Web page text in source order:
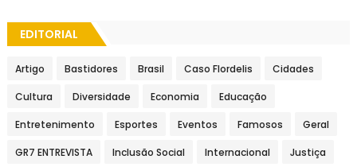
EDITORIAL
Artigo Bastidores Brasil Caso Flordelis Cidades
Cultura Diversidade Economia Educação
Entretenimento Esportes Eventos Famosos Geral
GR7 ENTREVISTA Inclusão Social Internacional Justiça